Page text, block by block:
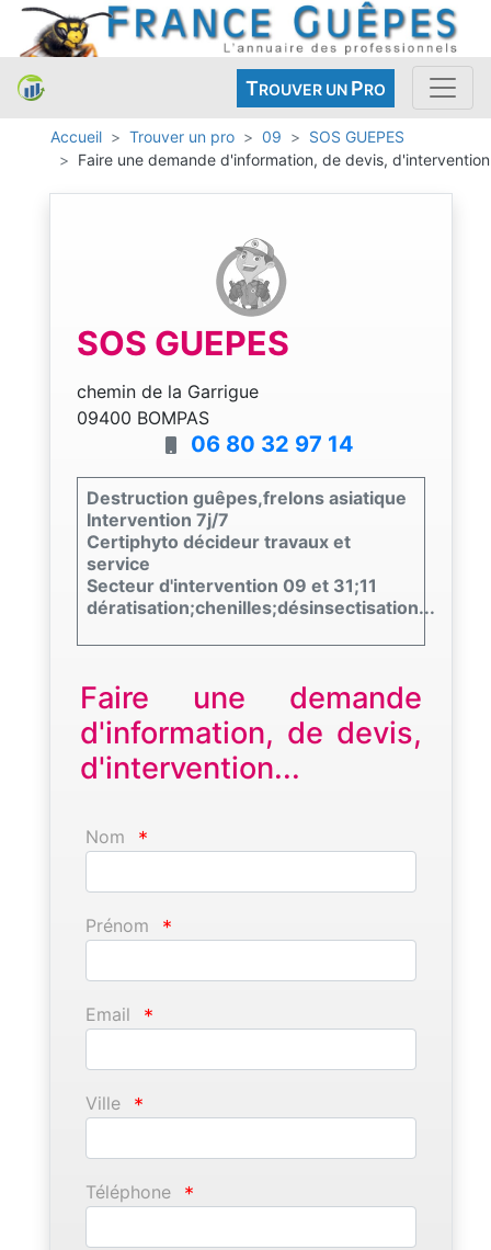
TROUVER UN PRO
Accueil Trouver un pro 09
SOS GUEPES
Faire une demande d'information, de devis, d'intervention
SOS GUEPES
chemin de la Garrigue
09400 BOMPAS
06 80 32 97 14
Destruction guêpes,frelons asiatique
Intervention 7j/7
Certiphyto décideur travaux et
service
Secteur d'intervention 09 et 31;11
dératisation;chenilles;désinsectisation...
Faire une demande
d'information, de devis,
d'intervention...
Nom *
Prénom *
Email *
Ville *
Téléphone *